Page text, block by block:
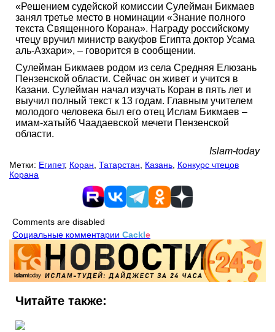
«Решением судейской комиссии Сулейман Бикмаев
занял третье место в номинации «Знание полного
текста Священного Корана». Награду российскому
чтецу вручил министр вакуфов Египта доктор Усама
аль-Азхари», – говорится в сообщении.
Сулейман Бикмаев родом из села Средняя Елюзань
Пензенской области. Сейчас он живет и учится в
Казани. Сулейман начал изучать Коран в пять лет и
выучил полный текст к 13 годам. Главным учителем
молодого человека был его отец Ислам Бикмаев –
имам-хатыйб Чаадаевской мечети Пензенской
области.
Islam-today
Метки: Египет, Коран Татарстан Казань Конкурс чтецов
Корана
Comments are disabled
Социальные комментарии Cackle
Читайте также: